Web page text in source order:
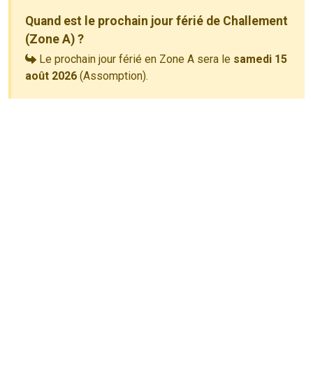
Quand est le prochain jour férié de Challement
(Zone A) ?
Le prochain jour férié en Zone A sera le samedi 15
août 2026 (Assomption).